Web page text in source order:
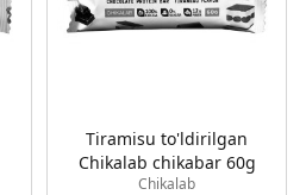
Tiramisu to'ldirilgan
Chikalab chikabar 60g
Chikalab